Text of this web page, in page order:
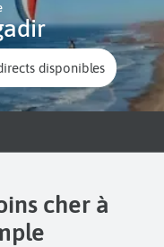
directs disponibles
cher à